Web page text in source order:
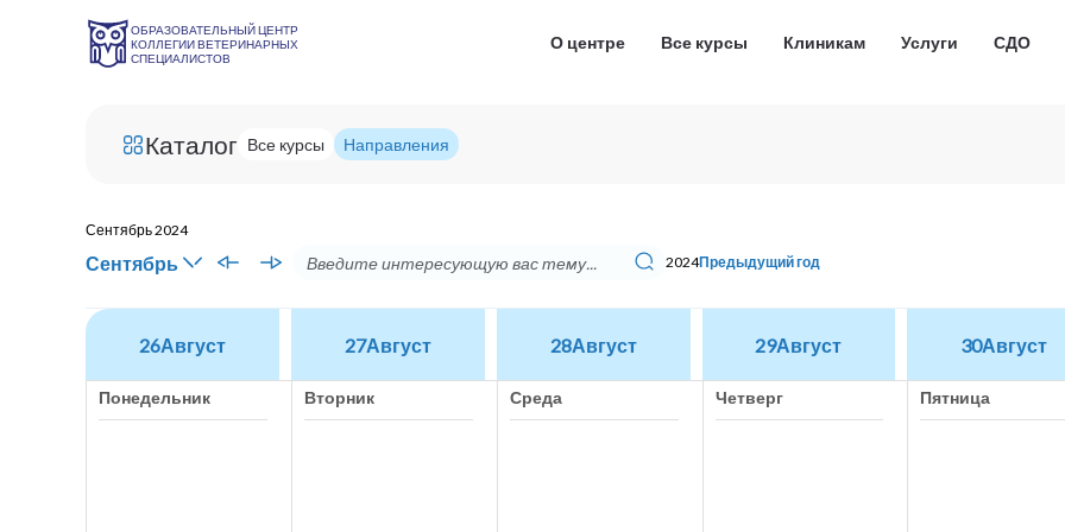
ОБРАЗОВАТЕЛЬНЫЙ ЦЕНТР
КОЛЛЕГИИ ВЕТЕРИНАРНЫХ
СПЕЦИАЛИСТОВ
О центре Все курсы Клиникам Услуги СДО
Каталог Все курсы Направления
Сентябрь 2024
Сентябрь 2024Предыдущий год
26Август 27Август 28Август 29Август 30Август
Понедельник Вторник Среда Четверг Пятница